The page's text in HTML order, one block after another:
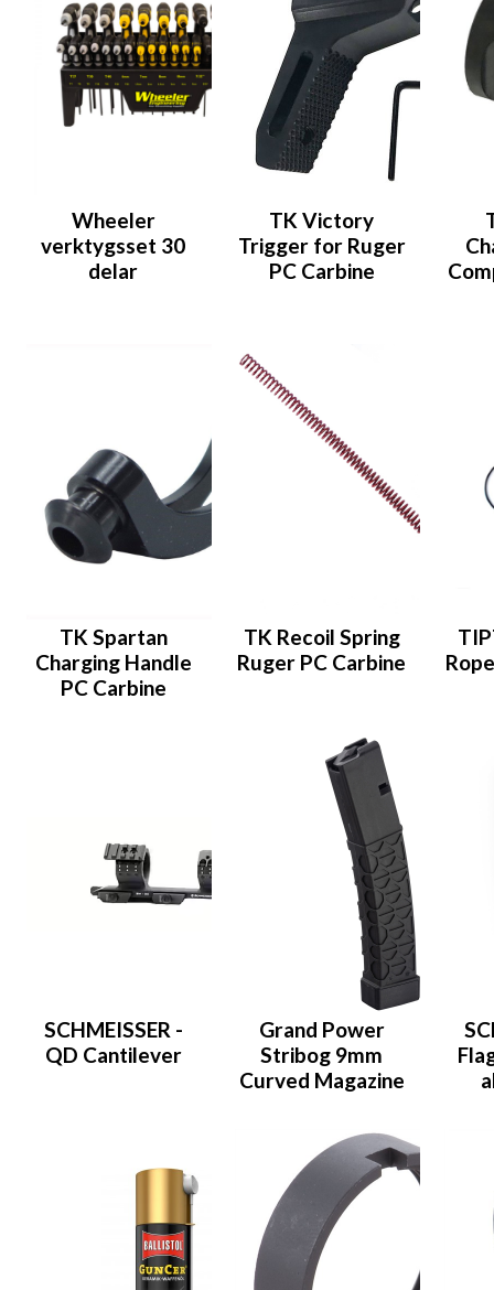
Wheeler
verktygsset 30
delar
TK Victory
Trigger for Ruger
PC Carbine
TK Spartan
Charging Handle
PC Carbine
TK Recoil Spring
Ruger PC Carbine
SCHMEISSER -
QD Cantilever
Grand Power
Stribog 9mm
Curved Magazine